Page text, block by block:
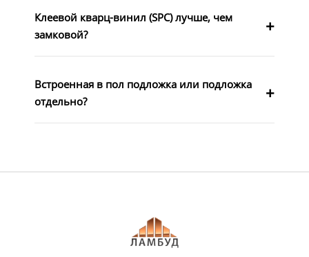
Клеевой кварц-винил (SPC) лучше, чем
замковой?
Встроенная в пол подложка или подложка
отдельно?